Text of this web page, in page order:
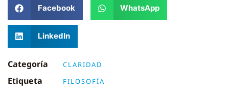
Facebook WhatsApp
LinkedIn
Categoría CLARIDAD
Etiqueta FILOSOFÍA